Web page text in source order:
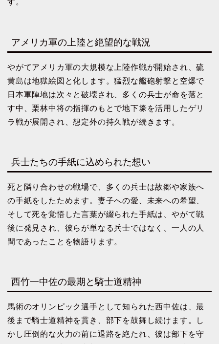
す。
アメリカ軍の上陸と絶望的な戦況
やがてアメリカ軍の大規模な上陸作戦が開始され、硫
黄島は地獄絵図と化します。猛烈な艦砲射撃と空爆で
日本軍陣地は次々と破壊され、多くの兵士が命を落と
す中、栗林中将の指揮のもとで地下壕を活用したゲリ
ラ戦が展開され、想定外の持久戦が続きます。
兵士たちの手紙に込められた想い
死と隣り合わせの戦場で、多くの兵士は故郷や家族へ
の手紙をしたためます。妻子への愛、未来への希望、
そして死を覚悟した言葉が綴られた手紙は、やがて戦
後に発見され、彼らが単なる兵士ではなく、一人の人
間であったことを物語ります。
西竹一中佐の最期と騎士道精神
馬術のオリンピック選手として知られた西中佐は、最
後まで騎士道精神を貫き、部下を鼓舞し続けます。し
かし圧倒的な火力の前に退路を絶たれ、彼は部下を守